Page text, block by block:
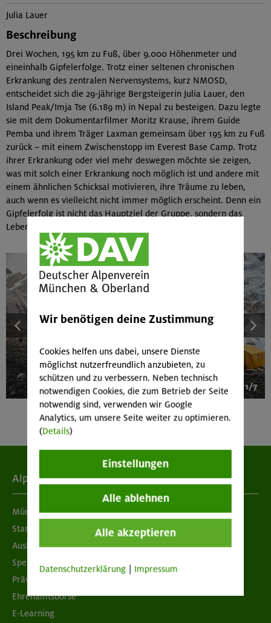
Julia Lauer
Beschreibung
Drei Wochen, 195 km zu Fuß, über 9.000 Höhenmeter und
eineinhalb Gipfelerfolge. Trotz einer seltenen chronischen
Erkrankung des zentralen Nervensystems, kurz NMOSD,
entscheidet sich die 29-jährige Bergsteigerin Julia Lauer, den
Island Peak/Imja Tse (6.189 m) in Nepal zu besteigen. Dazu legte
sie mit dem Dokumentarfilmer Moritz Krause, ihrem Guide
Pemba und ihrem Träger Laxman gemeinsam über 195 km zu Fuß
zurück – mit einem Zwischenstopp im Everest Base Camp. Trotz
ihrer Erkrankung oder viel mehr deswegen möchte sie zeigen,
was mit solch einer Erkrankung noch möglich ist und andere mit
einem ähnlichen Schicksal motivieren, ihre Träume zu leben,
auch wenn es vielleicht nicht immer möglich erscheint. Denn ein
Gipfelerfolg ist nicht das Hauptziel der Gruppe, sondern das
Leben eines Traumes: Auf dem Dach der Welt zu stehen.
1/7
Alpenverein
München & Oberland
Standorte
Ausbildung & Jobs
Spenden
Prävention sexualisierter Gewalt
Ehrenamtsbörse
E-Learning
Wir benötigen deine Zustimmung
Cookies helfen uns dabei, unsere Dienste
möglichst nutzerfreundlich anzubieten, zu
schützen und zu verbessern. Neben technisch
notwendigen Cookies, die zum Betrieb der Seite
notwendig sind, verwenden wir Google
Analytics, um unsere Seite weiter zu optimieren.
(Details)
Einstellungen
Alle ablehnen
Alle akzeptieren
Datenschutzerklärung Impressum